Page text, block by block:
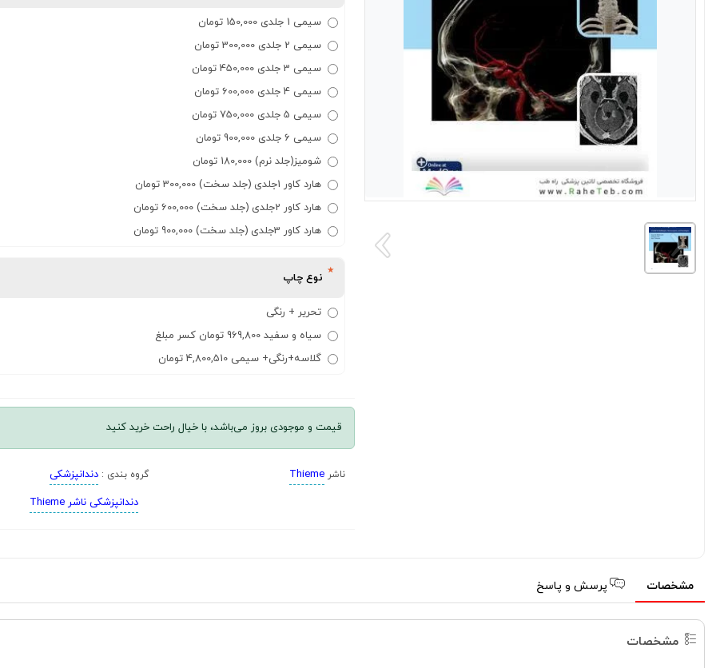
سیمی 1 جلدی 150,000 تومان
سیمی 2 جلدی 300,000 تومان
سیمی 3 جلدی 450,000 تومان
سیمی 4 جلدی 600,000 تومان
سیمی 5 جلدی 750,000 تومان
سیمی 6 جلدی 900,000 تومان
شومیز(جلد نرم) 180,000 تومان
هارد کاور 1جلدی (جلد سخت) 300,000 تومان
هارد کاور 2جلدی (جلد سخت) 600,000 تومان
هارد کاور 3جلدی (جلد سخت) 900,000 تومان
نوع چاپ
تحریر + رنگی
سیاه و سفید 969,800 تومان کسر مبلغ
گلاسه+رنگی+ سیمی 4,800,510 تومان
قیمت و موجودی بروز می‌باشد، با خیال راحت خرید کنید
ناشرThieme گروه بندی :دندانپزشکی
دندانپزشکی ناشر Thieme
مشخصات پرسش و پاسخ
مشخصات